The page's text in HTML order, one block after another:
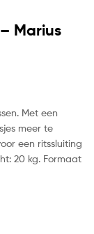
Marius
Met een
meer te
een ritssluiting
20 kg. Formaat